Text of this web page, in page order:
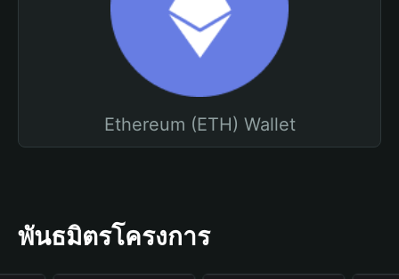
Ethereum (ETH) Wallet
พันธมิตรโครงการ